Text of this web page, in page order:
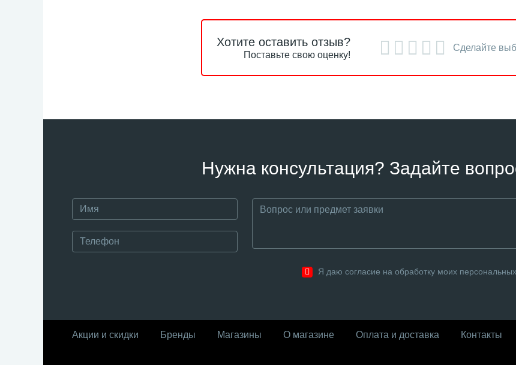
Хотите оставить отзыв?
Поставьте свою оценку!
Сделайте
Нужна консультация? Задайте
Я даю согласие на обработку моих
Акции и скидки Бренды Магазины О магазине Оплата и доставка Контакты